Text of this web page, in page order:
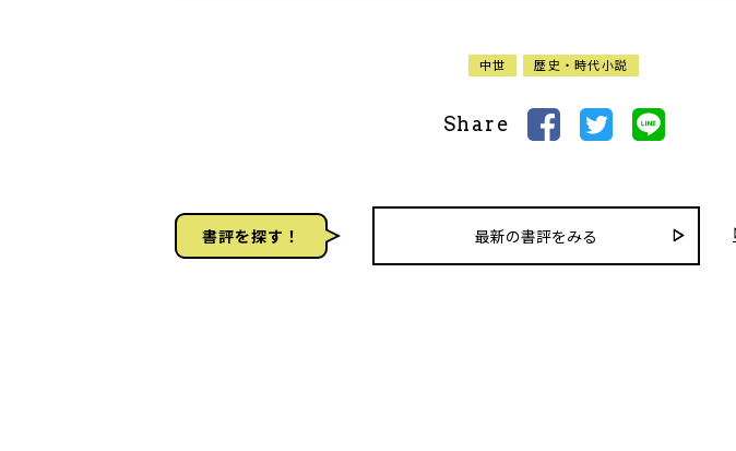
中世 歴史・時代小説
Share
書評を探す！ 最新の書評をみる